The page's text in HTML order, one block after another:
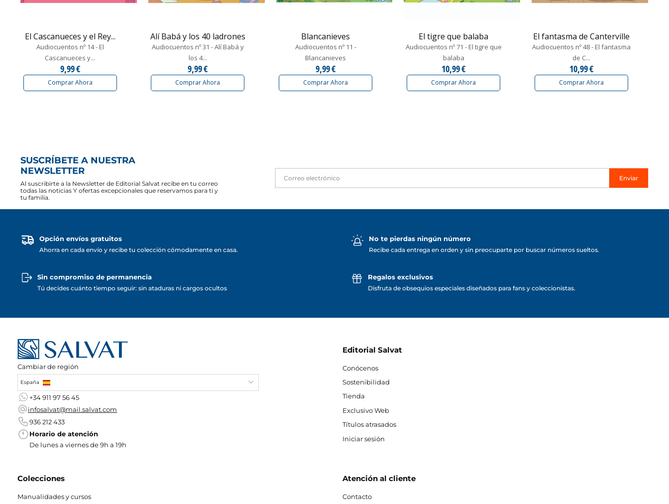
El Cascanueces y el Rey...
Audiocuentos nº 14 - El
Cascanueces y...
9,99 €
Comprar Ahora
Alí Babá y los 40 ladrones
Audiocuentos nº 31 - Alí Babá y
los 4...
9,99 €
Comprar Ahora
Blancanieves
Audiocuentos nº 11 -
Blancanieves
9,99 €
Comprar Ahora
El tigre que balaba
Audiocuentos nº 71 - El tigre que
balaba
10,99 €
Comprar Ahora
El fantasma de Canterville
Audiocuentos nº 48 - El fantasma
de C...
10,99 €
Comprar Ahora
SUSCRÍBETE A NUESTRA
NEWSLETTER
Al suscribirte a la Newsletter de Editorial Salvat recibe en tu correo
todas las noticias Y ofertas excepcionales que reservamos para ti y
tu familia.
Enviar
Opción envíos gratuitos
Ahorra en cada envío y recibe tu colección cómodamente en casa.
No te pierdas ningún número
Recibe cada entrega en orden y sin preocuparte por buscar números sueltos.
Sin compromiso de permanencia
Tú decides cuánto tiempo seguir: sin ataduras ni cargos ocultos
Regalos exclusivos
Disfruta de obsequios especiales diseñados para fans y coleccionistas.
Cambiar de región
España
+34 911 97 56 45
infosalvat@mail.salvat.com
936 212 433
Horario de atención
De lunes a viernes de 9h a 19h
Editorial Salvat
Conócenos
Sostenibilidad
Tienda
Exclusivo Web
Títulos atrasados
Iniciar sesión
Colecciones
Manualidades y cursos
Atención al cliente
Contacto